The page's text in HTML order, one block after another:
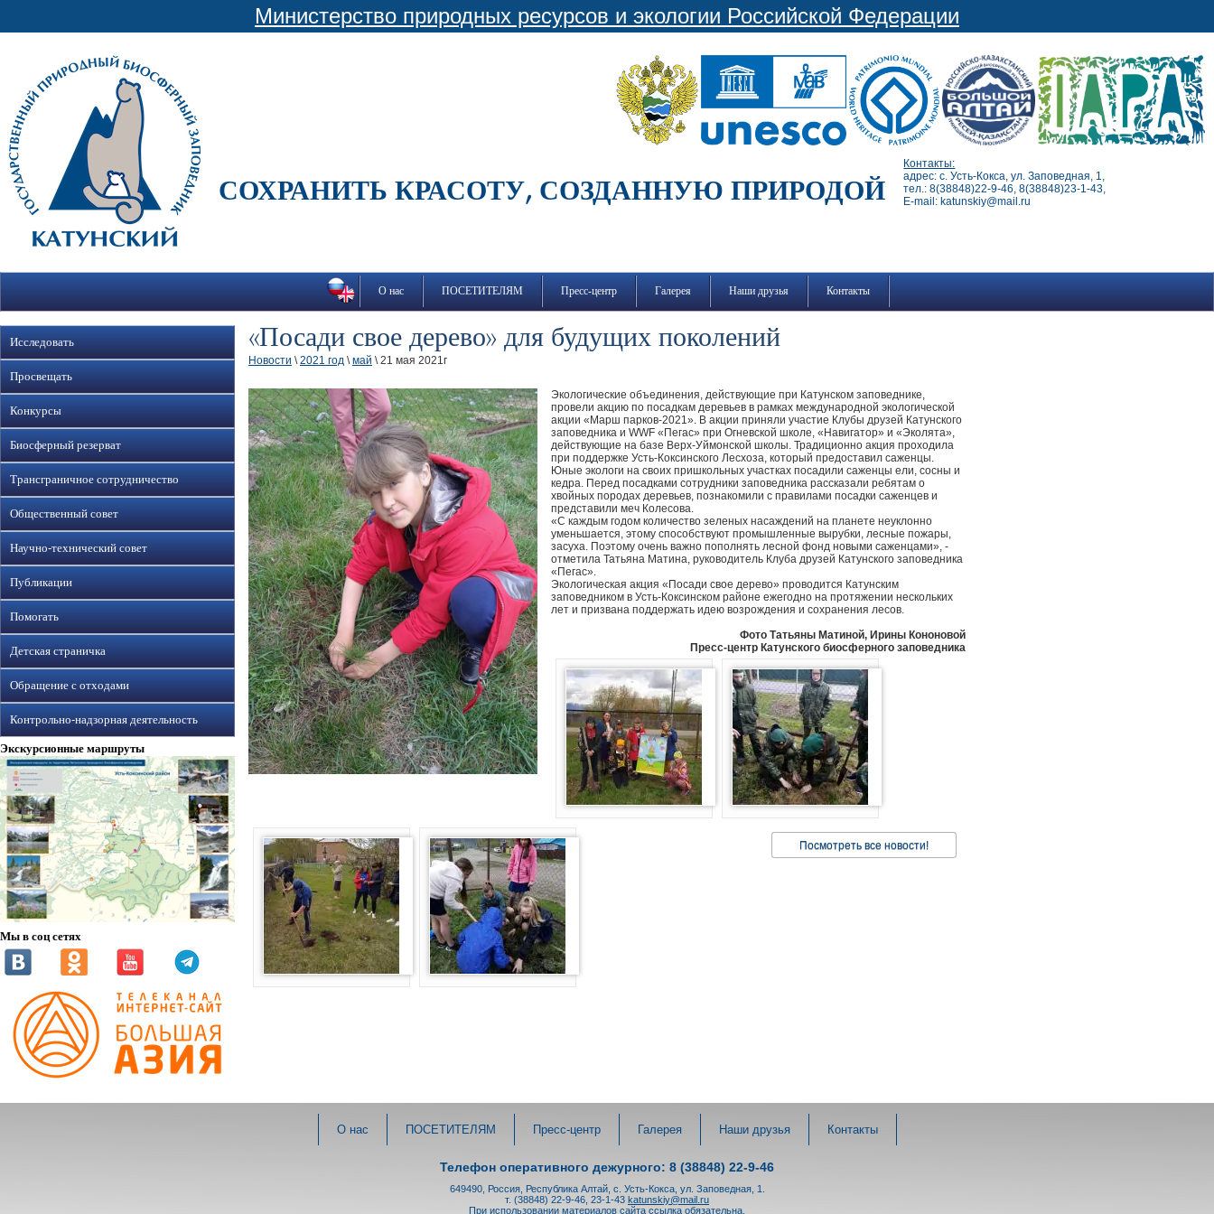
Министерство природных ресурсов и экологии Российской Федерации
СОХРАНИТЬ КРАСОТУ, СОЗДАННУЮ ПРИРОДОЙ
Контакты:
адрес: с. Усть-Кокса, ул. Заповедная, 1,
тел.: 8(38848)22-9-46, 8(38848)23-1-43,
E-mail: katunskiy@mail.ru
О нас ПОСЕТИТЕЛЯМ Пресс-центр Галерея Наши друзья Контакты
Исследовать
Просвещать
Конкурсы
Биосферный резерват
Трансграничное сотрудничество
Общественный совет
Научно-технический совет
Публикации
Помогать
Детская страничка
Обращение с отходами
Контрольно-надзорная деятельность
Экскурсионные маршруты
Мы в соц сетях
«Посади свое дерево» для будущих поколений
Новости \2021 год \май \ 21 мая 2021г
Экологические объединения, действующие при Катунском заповеднике,
провели акцию по посадкам деревьев в рамках международной экологической
акции «Марш парков-2021». В акции приняли участие Клубы друзей Катунского
заповедника и WWF «Пегас» при Огневской школе, «Навигатор» и «Эколята»,
действующие на базе Верх-Уймонской школы. Традиционно акция проходила
при поддержке Усть-Коксинского Лесхоза, который предоставил саженцы.
Юные экологи на своих пришкольных участках посадили саженцы ели, сосны и
кедра. Перед посадками сотрудники заповедника рассказали ребятам о
хвойных породах деревьев, познакомили с правилами посадки саженцев и
представили меч Колесова.
«С каждым годом количество зеленых насаждений на планете неуклонно
уменьшается, этому способствуют промышленные вырубки, лесные пожары,
засуха. Поэтому очень важно пополнять лесной фонд новыми саженцами», -
отметила Татьяна Матина, руководитель Клуба друзей Катунского заповедника
«Пегас».
Экологическая акция «Посади свое дерево» проводится Катунским
заповедником в Усть-Коксинском районе ежегодно на протяжении нескольких
лет и призвана поддержать идею возрождения и сохранения лесов.
Фото Татьяны Матиной, Ирины Кононовой
Пресс-центр Катунского биосферного заповедника
Посмотреть все новости!
О нас ПОСЕТИТЕЛЯМ Пресс-центр Галерея Наши друзья Контакты
Телефон оперативного дежурного: 8 (38848) 22-9-46
649490, Россия, Республика Алтай, с. Усть-Кокса, ул. Заповедная, 1.
т. (38848) 22-9-46, 23-1-43 katunskiy@mail.ru
При использовании материалов сайта ссылка обязательна.